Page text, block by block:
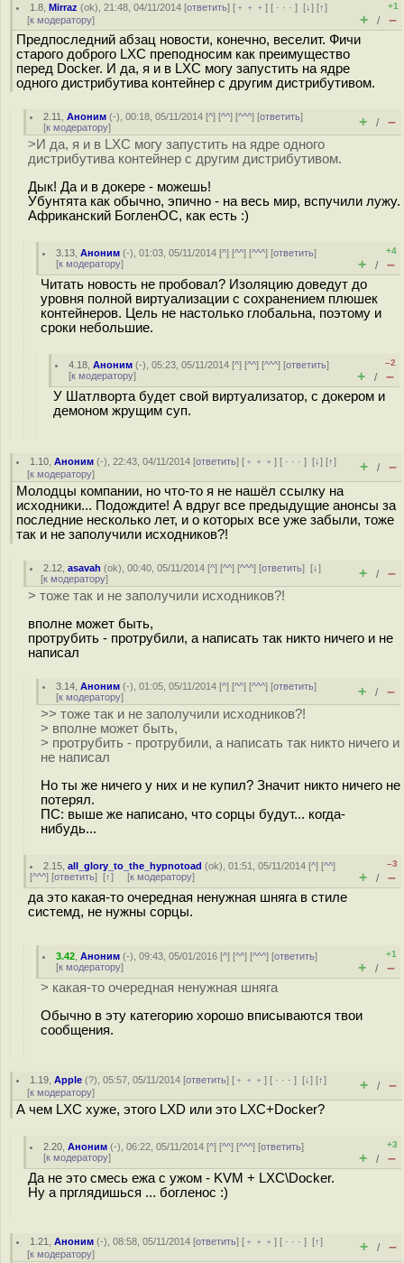
1.8 ,Mirraz (ok), 21:48, 04/11/2014 [ответить] [ ﹢﹢﹢] [ · · ·][↓] [↑]
[к модератору]
+1
+ / –
Предпоследний абзац новости, конечно, веселит. Фичи
старого доброго LXC преподносим как преимущество
перед Docker. И да, я и в LXC могу запустить на ядре
одного дистрибутива контейнер с другим дистрибутивом.
2.11 ,Аноним (-), 00:18, 05/11/2014 [^] [^^] [^^^] [ответить]
[к модератору] + / –
>И да, я и в LXC могу запустить на ядре одного
дистрибутива контейнер с другим дистрибутивом.
Дык! Да и в докере - можешь!
Убунтята как обычно, эпично - на весь мир, вспучили лужу.
Африканский БогленОС, как есть :)
3.13 ,Аноним (-), 01:03, 05/11/2014 [^] [^^] [^^^] [ответить]
[к модератору]
+4
+ / –
Читать новость не пробовал? Изоляцию доведут до
уровня полной виртуализации с сохранением плюшек
контейнеров. Цель не настолько глобальна, поэтому и
сроки небольшие.
4.18 ,Аноним (-), 05:23, 05/11/2014 [^] [^^] [^^^] [ответить]
[к модератору]
–2
+ / –
У Шатлворта будет свой виртуализатор, с докером и
демоном жрущим суп.
1.10 ,Аноним (-), 22:43, 04/11/2014 [ответить] [ ﹢﹢﹢] [ · · ·][↓] [↑]
[к модератору] + / –
Молодцы компании, но что-то я не нашёл ссылку на
исходники... Подождите! А вдруг все предыдущие анонсы за
последние несколько лет, и о которых все уже забыли, тоже
так и не заполучили исходников?!
2.12 ,asavah (ok), 00:40, 05/11/2014 [^] [^^] [^^^] [ответить][↓]
[к модератору] + / –
> тоже так и не заполучили исходников?!
вполне может быть,
протрубить - протрубили, а написать так никто ничего и не
написал
3.14 ,Аноним (-), 01:05, 05/11/2014 [^] [^^] [^^^] [ответить]
[к модератору] + / –
>> тоже так и не заполучили исходников?!
> вполне может быть,
> протрубить - протрубили, а написать так никто ничего и
не написал
Но ты же ничего у них и не купил? Значит никто ничего не
потерял.
ПС: выше же написано, что сорцы будут... когда-
нибудь...
2.15 ,all_glory_to_the_hypnotoad (ok), 01:51, 05/11/2014 [^] [^^]
[^^^] [ответить] [↑] [к модератору]
–3
+ / –
да это какая-то очередная ненужная шняга в стиле
системд, не нужны сорцы.
3.42 ,Аноним (-), 09:43, 05/01/2016 [^] [^^] [^^^] [ответить]
[к модератору]
+1
+ / –
> какая-то очередная ненужная шняга
Обычно в эту категорию хорошо вписываются твои
сообщения.
1.19 ,Apple (?), 05:57, 05/11/2014 [ответить] [ ﹢﹢﹢] [ · · ·][↓] [↑]
[к модератору] + / –
А чем LXC хуже, этого LXD или это LXC+Docker?
2.20 ,Аноним (-), 06:22, 05/11/2014 [^] [^^] [^^^] [ответить]
[к модератору]
+3
+ / –
Да не это смесь ежа с ужом - KVM + LXC\Docker.
Ну а прглядишься ... богленос :)
1.21 ,Аноним (-), 08:58, 05/11/2014 [ответить] [ ﹢﹢﹢] [ · · ·][↑]
[к модератору] + / –